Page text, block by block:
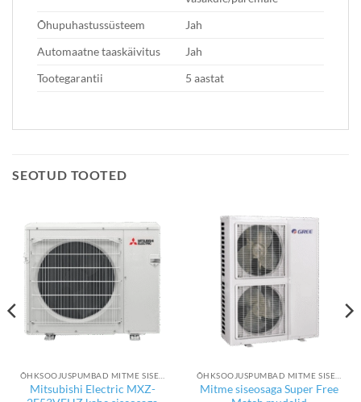
Õhupuhastussüsteem
Jah
Automaatne taaskäivitus
Jah
Tootegarantii
5 aastat
SEOTUD TOOTED
Mitsubishi Electric MXZ-
Mitme siseosaga Super Free